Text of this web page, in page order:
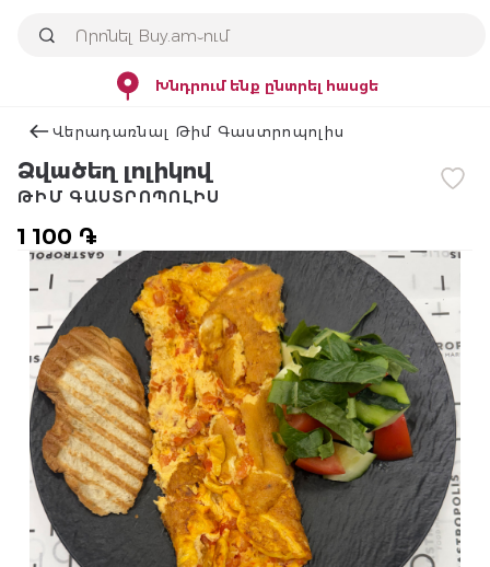
Խնդրում ենք ընտրել հասցե
Վերադառնալ Թիմ Գաստրոպոլիս
Ձվածեղ լոլիկով
1 100 ֏
ԹԻՄ ԳԱՍՏՐՈՊՈԼԻՍ